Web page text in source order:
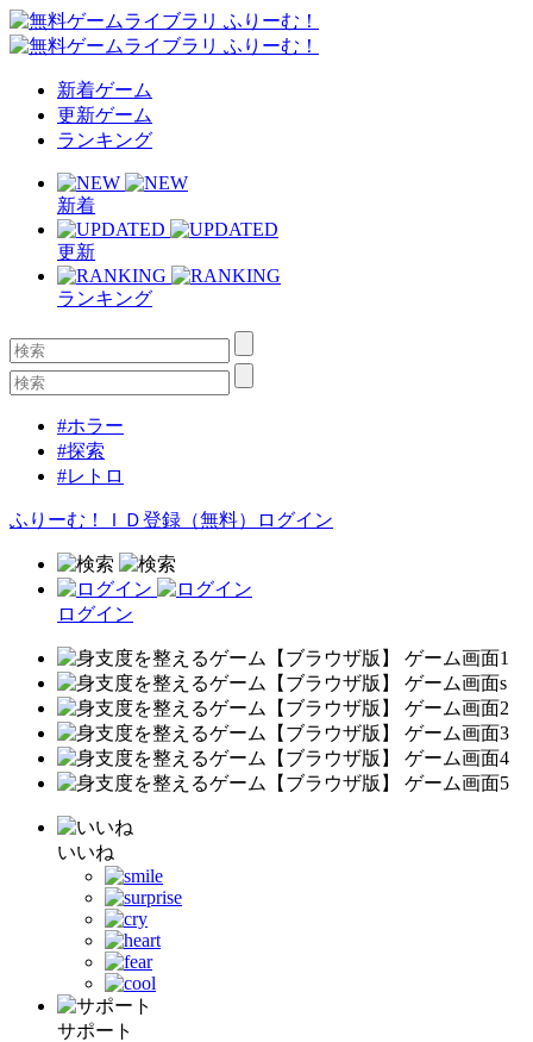
新着ゲーム
更新ゲーム
ランキング
新着
更新
ランキング
#ホラー
#探索
#レトロ
ふりーむ！ＩＤ登録（無料） ログイン
ログイン
いいね
サポート